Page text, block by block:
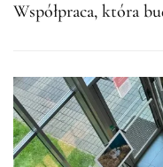
Współpraca, która